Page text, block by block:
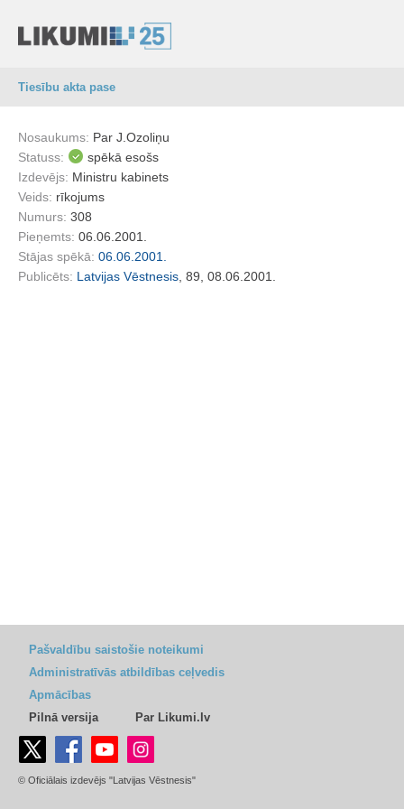
Tiesību akta pase
Nosaukums: Par J.Ozoliņu
Statuss:
spēkā esošs
Izdevējs: Ministru kabinets
Veids: rīkojums
Numurs: 308
Pieņemts: 06.06.2001.
Stājas spēkā: 06.06.2001.
Publicēts: Latvijas Vēstnesis , 89, 08.06.2001.
Pašvaldību saistošie noteikumi
Administratīvās atbildības ceļvedis
Apmācības
Pilnā versija
Par Likumi.lv
© Oficiālais izdevējs "Latvijas Vēstnesis"